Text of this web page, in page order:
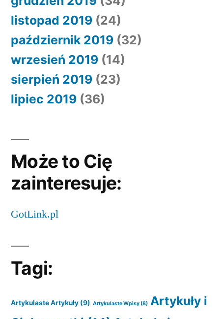
listopad 2019 (24)
październik 2019 (32)
wrzesień 2019 (14)
sierpień 2019 (23)
lipiec 2019 (36)
Może to Cię
zainteresuje:
GotLink.pl
Tagi:
Artykulaste Artykuły (9) Artykulaste Wpisy (8) Artykuły i